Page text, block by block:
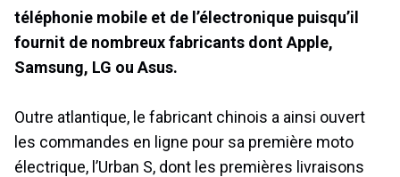
téléphonie mobile et de l’électronique puisqu’il
fournit de nombreux fabricants dont Apple,
Samsung, LG ou Asus.
Outre atlantique, le fabricant chinois a ainsi ouvert
les commandes en ligne pour sa première moto
électrique, l’Urban S, dont les premières livraisons